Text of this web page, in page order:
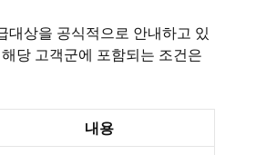
대상을 공식적으로 안내하고 있
당 고객군에 포함되는 조건은
내용